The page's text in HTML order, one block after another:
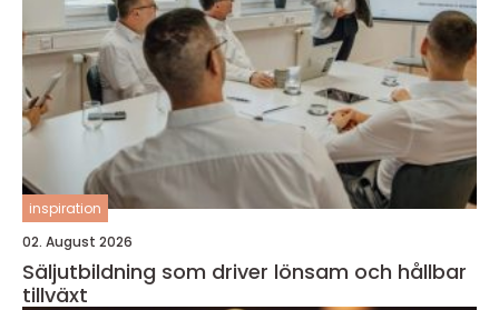
inspiration
02. August 2026
Säljutbildning som driver lönsam och hållbar
tillväxt